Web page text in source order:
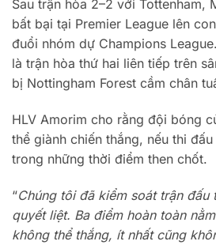
Sau trận hòa 2–2 với Tottenham,
bất bại tại Premier League lên
đuổi nhóm dự Champions
là trận hòa thứ hai liên tiếp trên
bị Nottingham Forest cầm chân
HLV Amorim cho rằng đội bóng
thể giành chiến thắng, nếu thi đấu
trong những thời điểm then chốt.
“Chúng tôi đã kiểm soát trận đấu
quyết liệt. Ba điểm hoàn toàn
không thể thắng, ít nhất cũng